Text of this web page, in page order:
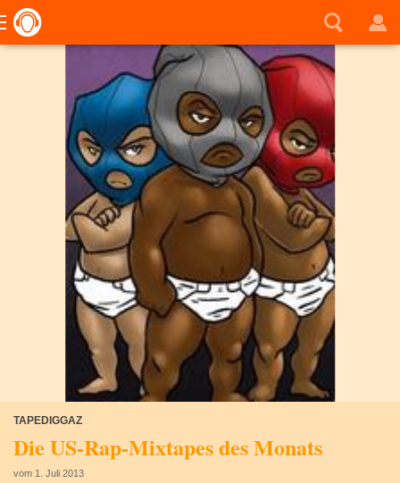
TAPEDIGGAZ
Die US-Rap-Mixtapes des Monats
vom 1. Juli 2013